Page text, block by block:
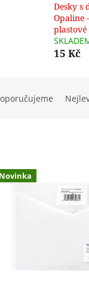
Desky s
Opaline
plastové
15 Kč
Novinka